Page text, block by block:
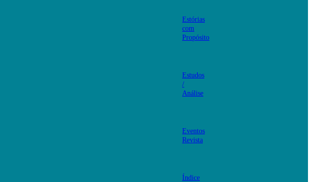
Estórias
com
Propósito
Estudos
/
Análise
Eventos
Revista
Índice